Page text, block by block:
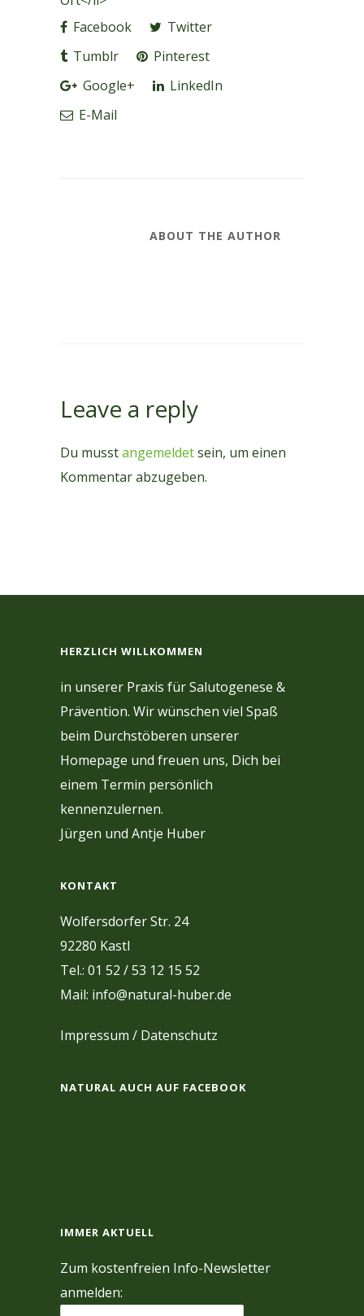
Facebook
Twitter
Tumblr
Pinterest
Google+
LinkedIn
E-Mail
ABOUT THE AUTHOR
Leave a reply
Du musstangemeldetsein, um einen
Kommentar abzugeben.
HERZLICH WILLKOMMEN
in unserer Praxis für Salutogenese &
Prävention. Wir wünschen viel Spaß
beim Durchstöberen unserer
Homepage und freuen uns, Dich bei
einem Termin persönlich
kennenzulernen.
Jürgen und Antje Huber
KONTAKT
Wolfersdorfer Str. 24
92280 Kastl
Tel.: 01 52 / 53 12 15 52
Mail: info@natural-huber.de
Impressum / Datenschutz
NATURAL AUCH AUF FACEBOOK
IMMER AKTUELL
Zum kostenfreien Info-Newsletter
anmelden: